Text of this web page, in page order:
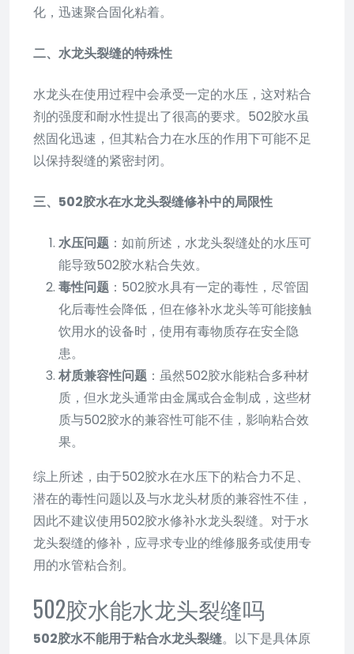
化，迅速聚合固化粘着。
二、水龙头裂缝的特殊性
水龙头在使用过程中会承受一定的水压，这对粘合
剂的强度和耐水性提出了很高的要求。502胶水虽
然固化迅速，但其粘合力在水压的作用下可能不足
以保持裂缝的紧密封闭。
三、502胶水在水龙头裂缝修补中的局限性
水压问题 ：如前所述，水龙头裂缝处的水压可
能导致502胶水粘合失效。
毒性问题 ：502胶水具有一定的毒性，尽管固
化后毒性会降低，但在修补水龙头等可能接触
饮用水的设备时，使用有毒物质存在安全隐
患。
材质兼容性问题 ：虽然502胶水能粘合多种材
质，但水龙头通常由金属或合金制成，这些材
质与502胶水的兼容性可能不佳，影响粘合效
果。
综上所述，由于502胶水在水压下的粘合力不足、
潜在的毒性问题以及与水龙头材质的兼容性不佳，
因此不建议使用502胶水修补水龙头裂缝。对于水
龙头裂缝的修补，应寻求专业的维修服务或使用专
用的水管粘合剂。
502胶水能水龙头裂缝吗
502胶水不能用于粘合水龙头裂缝。以下是具体原